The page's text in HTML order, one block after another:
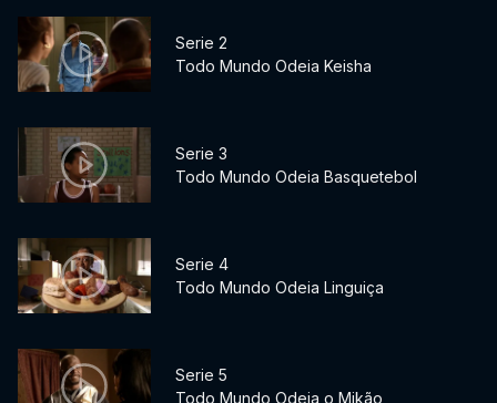
Serie 2
Todo Mundo Odeia Keisha
Serie 3
Todo Mundo Odeia Basquetebol
Serie 4
Todo Mundo Odeia Linguiça
Serie 5
Todo Mundo Odeia o Mikão